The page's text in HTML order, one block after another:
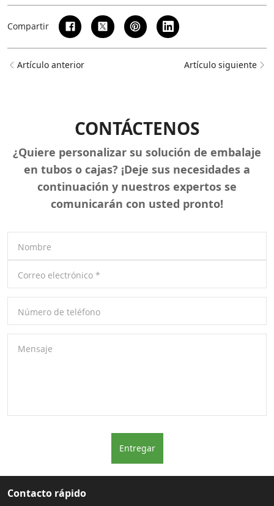
Compartir
Artículo anterior Artículo siguiente
CONTÁCTENOS
¿Quiere personalizar su solución de embalaje
en tubos o cajas? ¡Deje sus necesidades a
continuación y nuestros expertos se
comunicarán con usted pronto!
Nombre
Correo electrónico *
Número de teléfono
Mensaje
Entregar
Contacto rápido